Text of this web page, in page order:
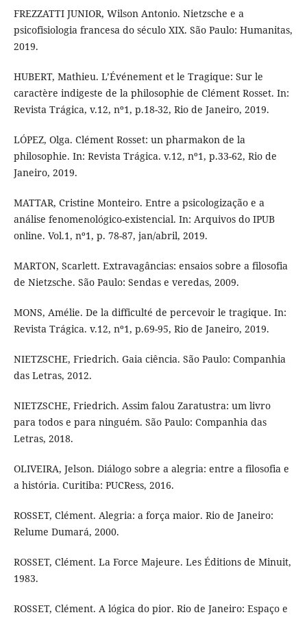
FREZZATTI JUNIOR, Wilson Antonio. Nietzsche e a
psicofisiologia francesa do século XIX. São Paulo: Humanitas,
2019.
HUBERT, Mathieu. L’Événement et le Tragique: Sur le
caractère indigeste de la philosophie de Clément Rosset. In:
Revista Trágica, v.12, nº1, p.18-32, Rio de Janeiro, 2019.
LÓPEZ, Olga. Clément Rosset: un pharmakon de la
philosophie. In: Revista Trágica. v.12, nº1, p.33-62, Rio de
Janeiro, 2019.
MATTAR, Cristine Monteiro. Entre a psicologização e a
análise fenomenológico-existencial. In: Arquivos do IPUB
online. Vol.1, nº1, p. 78-87, jan/abril, 2019.
MARTON, Scarlett. Extravagâncias: ensaios sobre a filosofia
de Nietzsche. São Paulo: Sendas e veredas, 2009.
MONS, Amélie. De la difficulté de percevoir le tragique. In:
Revista Trágica. v.12, nº1, p.69-95, Rio de Janeiro, 2019.
NIETZSCHE, Friedrich. Gaia ciência. São Paulo: Companhia
das Letras, 2012.
NIETZSCHE, Friedrich. Assim falou Zaratustra: um livro
para todos e para ninguém. São Paulo: Companhia das
Letras, 2018.
OLIVEIRA, Jelson. Diálogo sobre a alegria: entre a filosofia e
a história. Curitiba: PUCRess, 2016.
ROSSET, Clément. Alegria: a força maior. Rio de Janeiro:
Relume Dumará, 2000.
ROSSET, Clément. La Force Majeure. Les Éditions de Minuit,
1983.
ROSSET, Clément. A lógica do pior. Rio de Janeiro: Espaço e